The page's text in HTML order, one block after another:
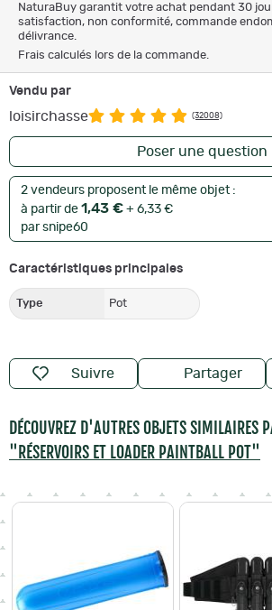
NaturaBuy garantit votre achat pendant 30
satisfaction, non conformité, commande
délivrance.
Frais calculés lors de la commande.
Vendu par
loisirchasse (32008)
Poser une question
2 vendeurs proposent le même objet :
à partir de 1,43 € + 6,33 €
par snipe60
Caractéristiques principales
Type Pot
Suivre Partager
DÉCOUVREZ D'AUTRES OBJETS SIMILAIRES
"RÉSERVOIRS ET LOADER PAINTBALL POT"